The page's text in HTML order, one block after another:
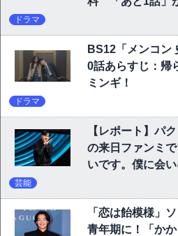
ドラマ
BS12「メンコン
0話あらすじ：帰
ミンギ！
ドラマ
【レポート】パ
の来日ファンミ
いです。僕に会
芸能
「恋は飴模様」
青年期に！「か